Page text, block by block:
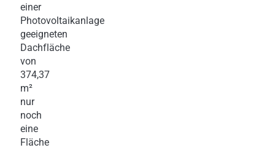
einer
Photovoltaikanlage
geeigneten
Dachfläche
von
374,37
m²
nur
noch
eine
Fläche